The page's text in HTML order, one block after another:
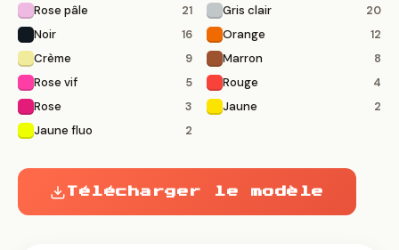
Rose pâle 21 Gris clair 20
Noir 16 Orange 12
Crème 9 Marron 8
Rose vif 5 Rouge 4
Rose 3 Jaune 2
Jaune fluo 2
Télécharger le modèle